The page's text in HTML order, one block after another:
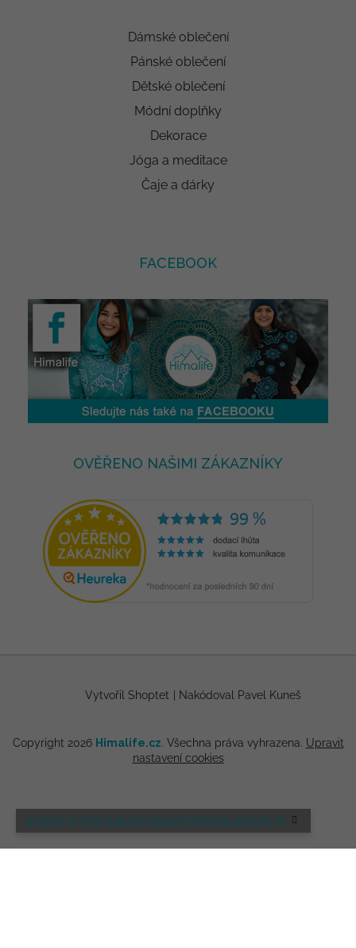
🌸 NOVÁ LETNÍ KOLEKCE HIMALIFE PRÁVĚ NA ESHOPU 🌸
Dámské oblečení
Pánské oblečení
Dětské oblečení
Módní doplňky
Dekorace
Jóga a meditace
Čaje a dárky
FACEBOOK
OVĚŘENO NAŠIMI ZÁKAZNÍKY
Vytvořil Shoptet Nakódoval Pavel Kuneš
Copyright 2026 Himalife.cz. Všechna práva vyhrazena. Upravit
nastavení cookies